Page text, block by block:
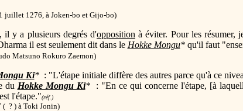
juillet 1276, à Joken-bo et Gijo-bo)
il y a plusieurs degrés d'opposition à éviter. Pour les résumer,
il est seulement dit dans le Hokke Mongu*qu'il faut
Matsuno Rokuro Zaemon)
Ki*: "L'étape initiale diffère des autres parce qu'à ce
du Hokke Mongu Ki*: "En ce qui concerne l'étape, [à
l'étape."(réf.)
? ) à Toki Jonin)